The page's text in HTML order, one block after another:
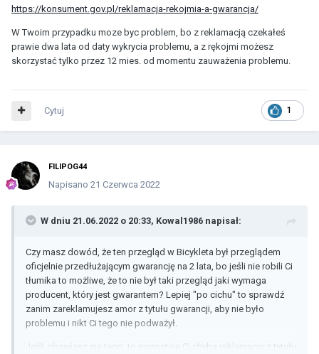
https://konsument.gov.pl/reklamacja-rekojmia-a-gwarancja/
W Twoim przypadku moze byc problem, bo z reklamacją czekałeś
prawie dwa lata od daty wykrycia problemu, a z rękojmi możesz
skorzystać tylko przez 12 mies. od momentu zauważenia problemu.
1
Cytuj
FILIPOG44
Napisano 21 Czerwca 2022
W dniu 21.06.2022 o 20:33, Kowal1986 napisał:
Czy masz dowód, że ten przegląd w Bicykleta był przeglądem
oficjelnie przedłużającym gwarancję na 2 lata, bo jeśli nie robili Ci
tłumika to możliwe, że to nie był taki przegląd jaki wymaga
producent, który jest gwarantem? Lepiej "po cichu" to sprawdź
zanim zareklamujesz amor z tytułu gwarancji, aby nie było
problemu i nikt Ci tego nie podważył.
Jeśli obawiasz się tego, to pozostaje Ci chyba reklamacja z tytułu